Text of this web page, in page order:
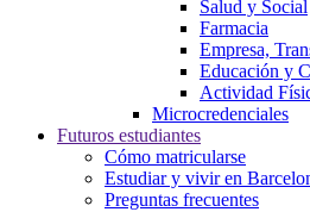
Salud y Social
Farmacia
Empresa,
Educación y
Actividad
Microcredenciales
Futuros estudiantes
Cómo matricularse
Estudiar y vivir en
Preguntas frecuentes